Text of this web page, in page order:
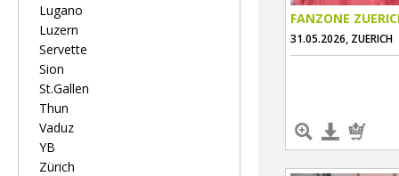
Lugano
Luzern
Servette
Sion
St.Gallen
Thun
Vaduz
YB
Zürich
FANZONE
31.05.2026, ZUERICH